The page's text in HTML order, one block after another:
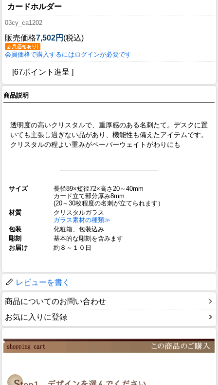
カードホルダー
03cy_ca1202
販売価格7,502円 (税込)
会員価格で購入するにはログインが必要です
[67ポイント進呈 ]
商品説明
透明度の高いクリスタルで、重厚感のある名刺たて。デスクに置
いても主張し過ぎない品があり、機能性も備えたアイテムです。
クリスタルの程よい重みがペーパーウェイトがわりにも
サイズ
長径89×短径72×高さ20～40mm
カード立て部分厚み8mm
(20～30枚程度の名刺が立てられます）
材質
クリスタルガラス
ガラス素材の種類≫
包装
化粧箱、包装込み
彫刻
基本的な彫刻を含みます
お届け
約８～１０日
レビューを書く
商品についてのお問い合わせ
お気に入りに登録